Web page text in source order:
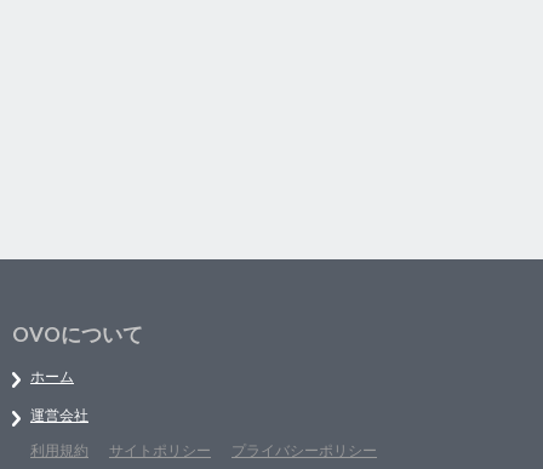
OVOについて
ホーム
運営会社
利用規約
サイトポリシー プライバシーポリシー